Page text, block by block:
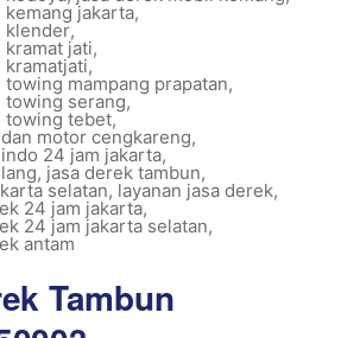
jakarta,
klender,
jati,
,
mampang prapatan,
towing serang,
towing tebet,
motor cengkareng,
24 jam jakarta,
, jasa derek tambun,
selatan, layanan jasa derek,
24 jam jakarta,
24 jam jakarta selatan,
antam
Tambun